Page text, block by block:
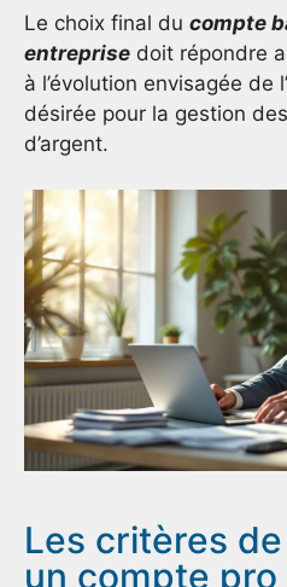
Le choix final du compte
entreprise doit répondre
à l’évolution envisagée de
désirée pour la gestion
d’argent.
Les critères
un compte